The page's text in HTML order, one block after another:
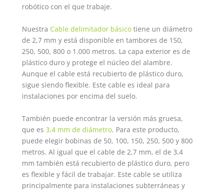
robótico con el que trabaje.
Nuestra Cable delimitador básicotiene un diámetro
de 2,7 mm y está disponible en tambores de 150,
250, 500, 800 o 1.000 metros. La capa exterior es de
plástico duro y protege el núcleo del alambre.
Aunque el cable está recubierto de plástico duro,
sigue siendo flexible. Este cable es ideal para
instalaciones por encima del suelo.
También puede encontrar la versión más gruesa,
que es 3,4 mm de diámetro. Para este producto,
puede elegir bobinas de 50, 100, 150, 250, 500 y 800
metros. Al igual que el cable de 2,7 mm, el de 3,4
mm también está recubierto de plástico duro, pero
es flexible y fácil de trabajar. Este cable se utiliza
principalmente para instalaciones subterráneas y